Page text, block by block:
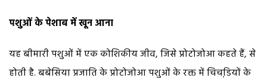
पशुओं के पेशाब में खून आना
यह बीमारी पशुओं में एक कोशिकीय जीव, जिसे प्रोटोजोआ कहते हैं, से
होती है. बबेसिया प्रजाति के प्रोटोजोआ पशुओं के रक्त में चिचडि़यों के